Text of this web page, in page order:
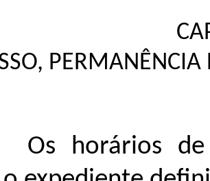
horários de